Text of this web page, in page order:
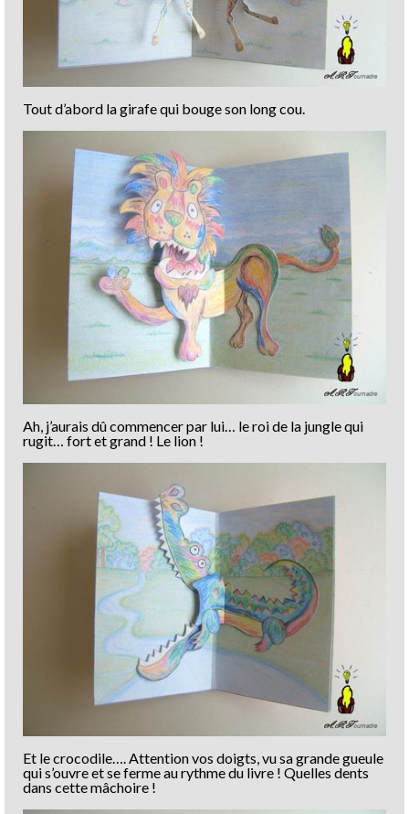
Tout d’abord la girafe qui bouge son long cou.
Ah, j’aurais dû commencer par lui… le roi de la jungle qui
rugit… fort et grand ! Le lion !
Et le crocodile…. Attention vos doigts, vu sa grande gueule
qui s’ouvre et se ferme au rythme du livre ! Quelles dents
dans cette mâchoire !